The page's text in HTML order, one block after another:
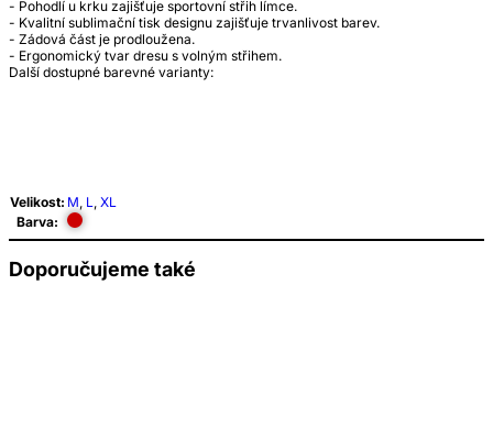
- Pohodlí u krku zajišťuje sportovní střih límce.
- Kvalitní sublimační tisk designu zajišťuje trvanlivost barev.
- Zádová část je prodloužena.
- Ergonomický tvar dresu s volným střihem.
Další dostupné barevné varianty:
Velikost: M L
XL
Barva:
Doporučujeme také